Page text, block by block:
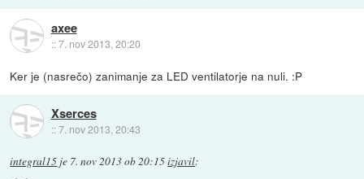
axee
::7. nov 2013, 20:20
Ker je (nasrečo) zanimanje za LED ventilatorje na nuli. :P
Xserces
::7. nov 2013, 20:43
integral15 je 7. nov 2013 ob 20:15izjavil: